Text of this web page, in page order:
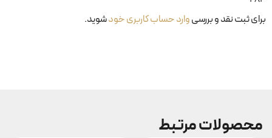
برای ثبت نقد و بررسیوارد حساب کاربری خودشوید.
محصولات مرتبط